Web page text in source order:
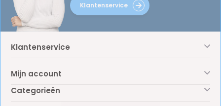
Klantenservice
Klantenservice
Mijn account
Categorieën